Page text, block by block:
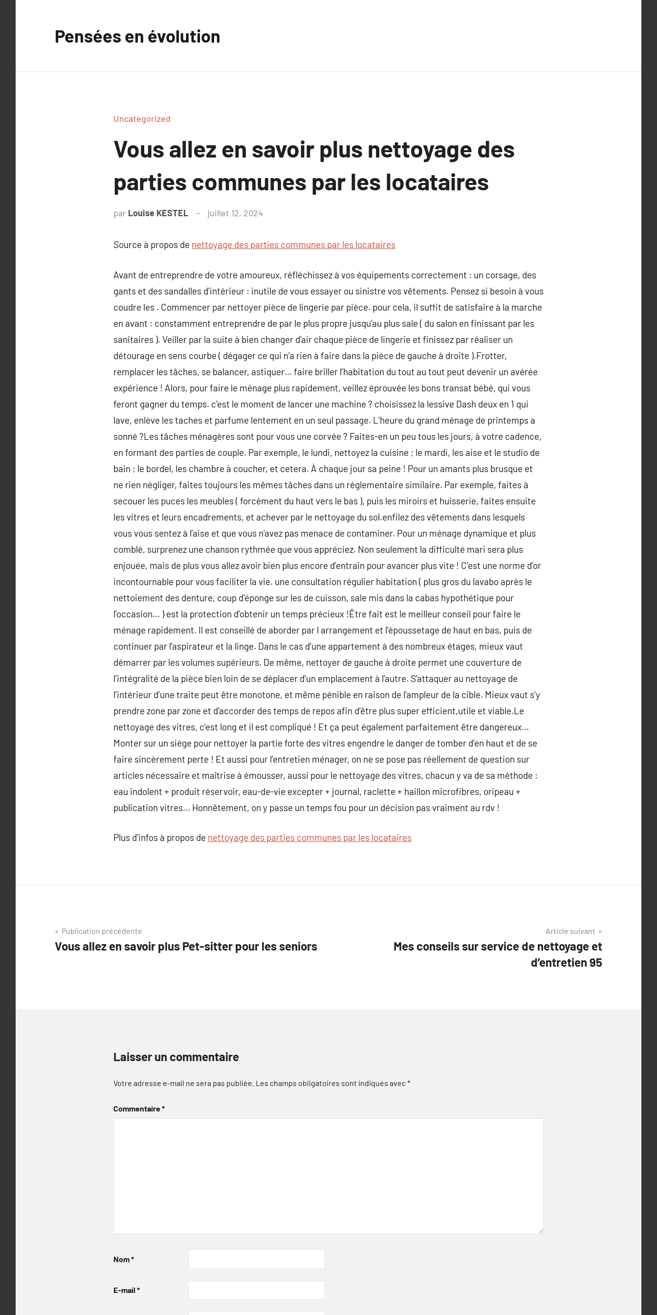
Pensées en évolution
Uncategorized
Vous allez en savoir plus nettoyage des
parties communes par les locataires
par Louise KESTEL juillet 12, 2024
Source à propos de nettoyage des parties communes par les locataires
Avant de entreprendre de votre amoureux, réfléchissez à vos équipements correctement : un corsage, des
gants et des sandalles d’intérieur : inutile de vous essayer ou sinistre vos vêtements. Pensez si besoin à vous
coudre les . Commencer par nettoyer pièce de lingerie par pièce. pour cela, il suffit de satisfaire à la marche
en avant : constamment entreprendre de par le plus propre jusqu’au plus sale ( du salon en finissant par les
sanitaires ). Veiller par la suite à bien changer d’air chaque pièce de lingerie et finissez par réaliser un
détourage en sens courbe ( dégager ce qui n’a rien à faire dans la pièce de gauche à droite ).Frotter,
remplacer les tâches, se balancer, astiquer… faire briller l’habitation du tout au tout peut devenir un avérée
expérience ! Alors, pour faire le ménage plus rapidement, veillez éprouvée les bons transat bébé, qui vous
feront gagner du temps. c’est le moment de lancer une machine ? choisissez la lessive Dash deux en 1 qui
lave, enlève les taches et parfume lentement en un seul passage. L’heure du grand ménage de printemps a
sonné ?Les tâches ménagères sont pour vous une corvée ? Faites-en un peu tous les jours, à votre cadence,
en formant des parties de couple. Par exemple, le lundi, nettoyez la cuisine ; le mardi, les aise et le studio de
bain ; le bordel, les chambre à coucher, et cetera. À chaque jour sa peine ! Pour un amants plus brusque et
ne rien négliger, faites toujours les mêmes tâches dans un réglementaire similaire. Par exemple, faites à
secouer les puces les meubles ( forcément du haut vers le bas ), puis les miroirs et huisserie, faites ensuite
les vitres et leurs encadrements, et achever par le nettoyage du sol.enfilez des vêtements dans lesquels
vous vous sentez à l’aise et que vous n’avez pas menace de contaminer. Pour un ménage dynamique et plus
comblé, surprenez une chanson rythmée que vous appréciez. Non seulement la difficulté mari sera plus
enjouée, mais de plus vous allez avoir bien plus encore d’entrain pour avancer plus vite ! C’est une norme d’or
incontournable pour vous faciliter la vie. une consultation régulier habitation ( plus gros du lavabo après le
nettoiement des denture, coup d’éponge sur les de cuisson, sale mis dans la cabas hypothétique pour
l’occasion… ) est la protection d’obtenir un temps précieux !Être fait est le meilleur conseil pour faire le
ménage rapidement. Il est conseillé de aborder par l arrangement et l’époussetage de haut en bas, puis de
continuer par l’aspirateur et la linge. Dans le cas d’une appartement à des nombreux étages, mieux vaut
démarrer par les volumes supérieurs. De même, nettoyer de gauche à droite permet une couverture de
l’intégralité de la pièce bien loin de se déplacer d’un emplacement à l’autre. S’attaquer au nettoyage de
l’intérieur d’une traite peut être monotone, et même pénible en raison de l’ampleur de la cible. Mieux vaut s’y
prendre zone par zone et d’accorder des temps de repos afin d’être plus super efficient,utile et viable.Le
nettoyage des vitres, c’est long et il est compliqué ! Et ça peut également parfaitement être dangereux…
Monter sur un siège pour nettoyer la partie forte des vitres engendre le danger de tomber d’en haut et de se
faire sincèrement perte ! Et aussi pour l’entretien ménager, on ne se pose pas réellement de question sur
articles nécessaire et maîtrise à émousser, aussi pour le nettoyage des vitres, chacun y va de sa méthode :
eau indolent + produit réservoir, eau-de-vie excepter + journal, raclette + haillon microfibres, oripeau +
publication vitres… Honnêtement, on y passe un temps fou pour un décision pas vraiment au rdv !
Plus d’infos à propos de nettoyage des parties communes par les locataires
Navigation
de
Publication précédente
Vous allez en savoir plus Pet-sitter pour les seniors
Article suivant
Mes conseils sur service de nettoyage et
d’entretien 95
Laisser un commentaire
Votre adresse e-mail ne sera pas publiée. Les champs obligatoires sont indiqués avec*
Commentaire*
Nom*
E-mail *